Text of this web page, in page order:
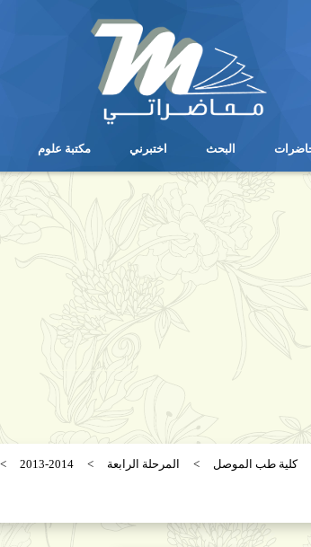
اختبرني
البحث اختبرني مكتبة علوم
كلية طب الموصل المرحلة الرابعة 2013-2014